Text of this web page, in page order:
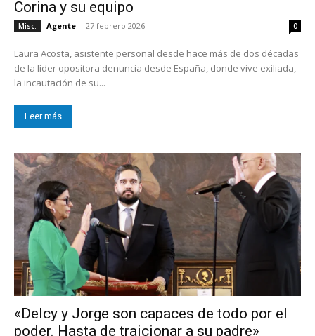
Corina y su equipo
Misc. Agente - 27 febrero 2026 0
Laura Acosta, asistente personal desde hace más de dos décadas
de la líder opositora denuncia desde España, donde vive exiliada,
la incautación de su...
Leer más
«Delcy y Jorge son capaces de todo por el
poder. Hasta de traicionar a su padre»